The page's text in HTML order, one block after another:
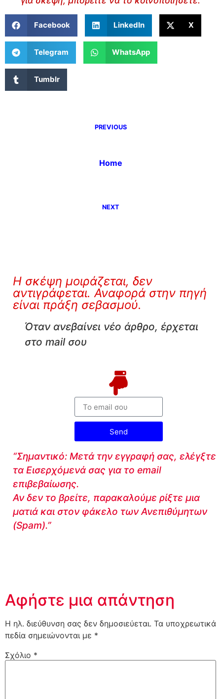
Facebook LinkedIn X
Telegram WhatsApp
Tumblr
PREVIOUS
Home
NEXT
Η σκέψη μοιράζεται, δεν
αντιγράφεται. Αναφορά στην πηγή
είναι πράξη σεβασμού.
Όταν ανεβαίνει νέο άρθρο, έρχεται
στο mail σου
Send
“Σημαντικό: Μετά την εγγραφή σας, ελέγξτε
τα Εισερχόμενά σας για το email
επιβεβαίωσης.
Αν δεν το βρείτε, παρακαλούμε ρίξτε μια
ματιά και στον φάκελο των Ανεπιθύμητων
(Spam).”
Αφήστε μια απάντηση
Η ηλ. διεύθυνση σας δεν δημοσιεύεται. Τα υποχρεωτικά
πεδία σημειώνονται με *
Σχόλιο *